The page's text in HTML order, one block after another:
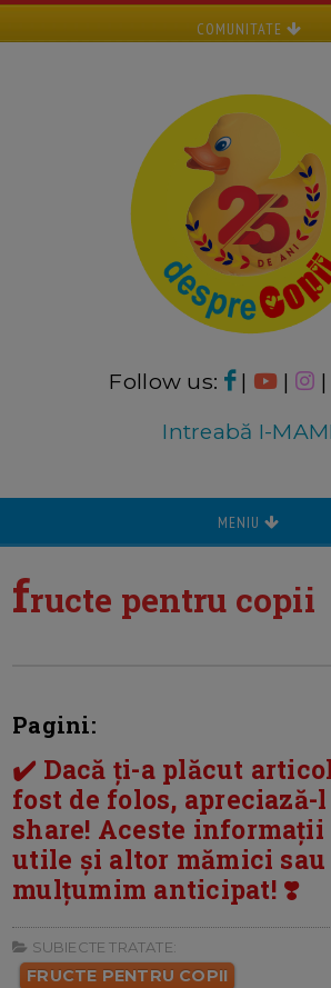
COMUNITATE
Follow us: | |
Intreabă I-MAMI
MENIU
fructe pentru copii
Pagini:
✔️ Dacă ți-a plăcut
fost de folos, apreciază-
share! Aceste
utile și altor mămici
mulțumim anticipat! ❣️
SUBIECTE TRATATE:
FRUCTE PENTRU COPII